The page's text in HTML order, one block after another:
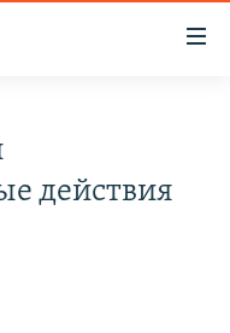
действия